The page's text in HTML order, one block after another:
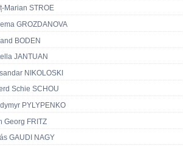
Marian STROE
GROZDANOVA
BODEN
JANTUAN
NIKOLOSKI
Schie SCHOU
PYLYPENKO
Georg FRITZ
GAUDI NAGY